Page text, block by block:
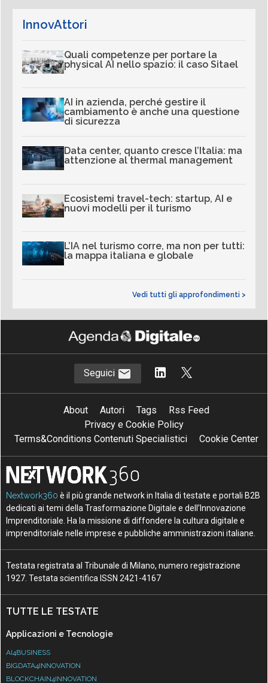
InnovAttori
Quali competenze per portare la
physical AI nello spazio: il caso Sitael
AI in azienda, perché gestire il
cambiamento è anche una questione
di sicurezza
Data center, quanto cresce l’Italia: ma
attenzione al thermal management
Ecosistemi travel-tech: startup, AI e
nuovi modelli per il turismo
L’IA nel turismo corre, ma non per tutti:
la mappa italiana e globale
Vedi tutti gli approfondimenti >
Seguici
About Autori Tags
Rss Feed
Privacy e Cookie Policy
Terms&Conditions Contenuti Specialistici
Cookie Center
Nextwork360 è il più grande network in Italia di testate e portali B2B
dedicati ai temi della Trasformazione Digitale e dell’Innovazione
Imprenditoriale. Ha la missione di diffondere la cultura digitale e
imprenditoriale nelle imprese e pubbliche amministrazioni italiane.
Testata registrata al Tribunale di Milano, numero registrazione
1927. Testata scientifica ISSN 2421-4167
TUTTE LE TESTATE
Applicazioni e Tecnologie
AI4BUSINESS
BIGDATA4INNOVATION
BLOCKCHAIN4INNOVATION